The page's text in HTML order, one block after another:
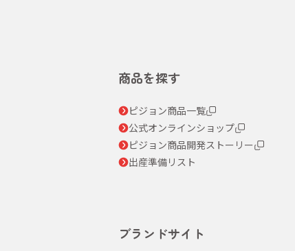
商品を探す
ピジョン商品一覧
公式オンラインショップ
ピジョン商品開発ストーリー
出産準備リスト
ブランドサイト